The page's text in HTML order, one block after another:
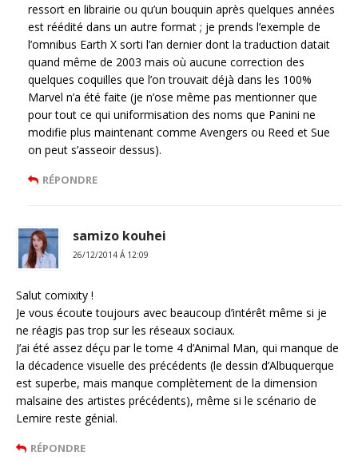
ressort en librairie ou qu’un bouquin après quelques années
est réédité dans un autre format ; je prends l’exemple de
l’omnibus Earth X sorti l’an dernier dont la traduction datait
quand même de 2003 mais où aucune correction des
quelques coquilles que l’on trouvait déjà dans les 100%
Marvel n’a été faite (je n’ose même pas mentionner que
pour tout ce qui uniformisation des noms que Panini ne
modifie plus maintenant comme Avengers ou Reed et Sue
on peut s’asseoir dessus).
RÉPONDRE
samizo kouhei
26/12/2014 Á 12:09
Salut comixity !
Je vous écoute toujours avec beaucoup d’intérêt même si je
ne réagis pas trop sur les réseaux sociaux.
J’ai été assez déçu par le tome 4 d’Animal Man, qui manque de
la décadence visuelle des précédents (le dessin d’Albuquerque
est superbe, mais manque complètement de la dimension
malsaine des artistes précédents), même si le scénario de
Lemire reste génial.
RÉPONDRE